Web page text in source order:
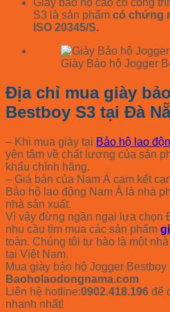
S3 là sản phẩm có chứng
ISO 20345/S.
Giày Bảo hộ Jogger
Địa chỉ mua giày
Bestboy S3 tại Đà
– Khi mua giày tại Bảo hộ lao
yên tâm về chất lượng của sản
khẩu chính hãng.
– Giá bán của Nam Á cam kết
Bảo hộ lao động Nam Á là nhà
nhà sản xuất.
Vì vậy đừng ngần ngại lựa chọn
nhu cầu tìm mua các sản phẩm
toàn. Chúng tôi tự hào là một
tại Việt Nam.
Mua giày bảo hộ Jogger Bestboy
Baoholaodongnama.com
Liên hệ hotline:0902.418.196 để
nhanh nhất!